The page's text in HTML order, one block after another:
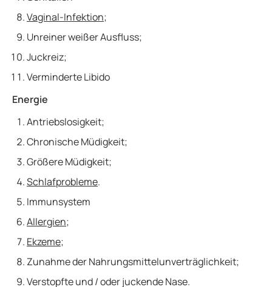
Vaginal-Infektion;
Unreiner weißer Ausfluss;
Juckreiz;
Verminderte Libido
Energie
Antriebslosigkeit;
Chronische Müdigkeit;
Größere Müdigkeit;
Schlafprobleme.
Immunsystem
Allergien;
Ekzeme;
Zunahme der Nahrungsmittelunverträglichkeit;
Verstopfte und / oder juckende Nase.